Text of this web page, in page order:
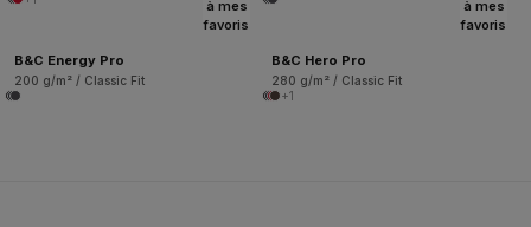
à mes
favoris
B&C Energy Pro
200 g/m² / Classic Fit
à mes
favoris
B&C Hero Pro
280 g/m² / Classic Fit
+1